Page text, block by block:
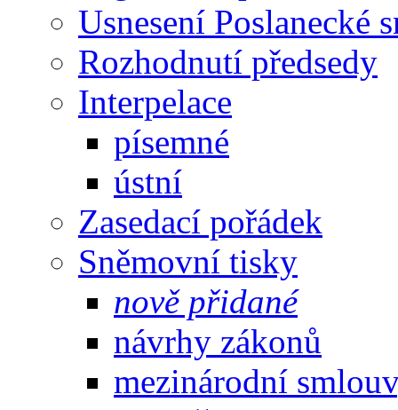
Usnesení Poslanecké
Rozhodnutí předsedy
Interpelace
písemné
ústní
Zasedací pořádek
Sněmovní tisky
nově přidané
návrhy zákonů
mezinárodní